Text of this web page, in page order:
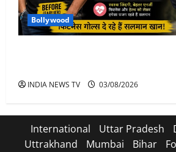
Bollywood
INDIA NEWS TV 03/08/2026
International Uttar Pradesh
Uttrakhand
Mumbai Bihar